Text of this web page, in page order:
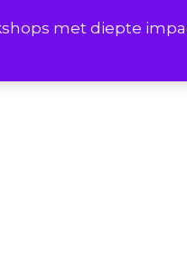
met diepte
Borstverhalen